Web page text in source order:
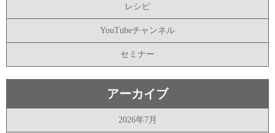
レシピ
YouTubeチャンネル
セミナー
アーカイブ
2026年7月